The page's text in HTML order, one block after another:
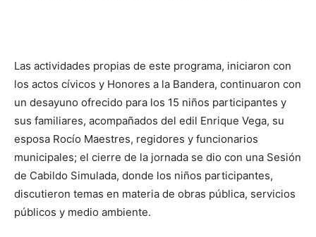
Las actividades propias de este programa, iniciaron con
los actos cívicos y Honores a la Bandera, continuaron con
un desayuno ofrecido para los 15 niños participantes y
sus familiares, acompañados del edil Enrique Vega, su
esposa Rocío Maestres, regidores y funcionarios
municipales; el cierre de la jornada se dio con una Sesión
de Cabildo Simulada, donde los niños participantes,
discutieron temas en materia de obras pública, servicios
públicos y medio ambiente.